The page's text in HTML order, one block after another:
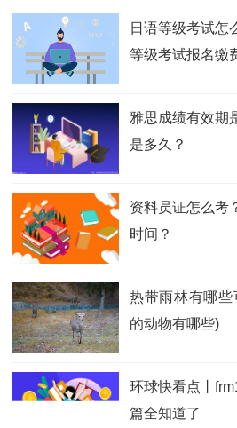
日语等级考试怎
等级考试报名缴
雅思成绩有效期
是多久？
资料员证怎么考
时间？
热带雨林有哪
的动物有哪些)
环球快看点丨
篇全知道了